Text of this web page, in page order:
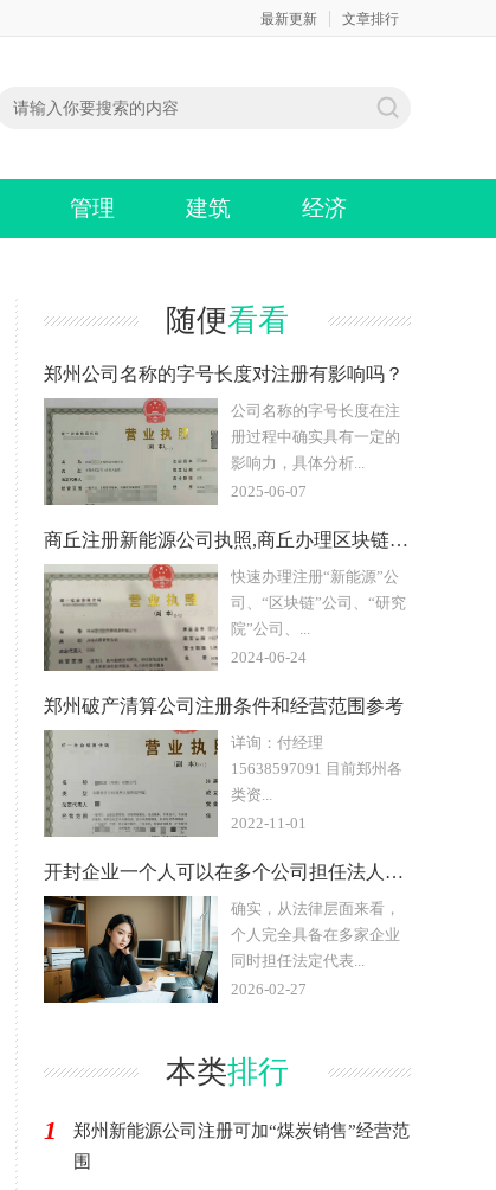
最新更新 文章排行
管理 建筑 经济
随便看看
郑州公司名称的字号长度对注册有影响吗？
公司名称的字号长度在注
册过程中确实具有一定的
影响力，具体分析...
2025-06-07
商丘注册新能源公司执照,商丘办理区块链公司注册
快速办理注册“新能源”公
司、“区块链”公司、“研究
院”公司、...
2024-06-24
郑州破产清算公司注册条件和经营范围参考
详询：付经理
15638597091 目前郑州各
类资...
2022-11-01
开封企业一个人可以在多个公司担任法人吗,开封工商代办咨询
确实，从法律层面来看，
个人完全具备在多家企业
同时担任法定代表...
2026-02-27
本类排行
1
郑州新能源公司注册可加“煤炭销售”经营范
围